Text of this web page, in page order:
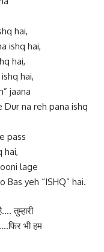
hai,
ishq hai,
hai,
hai,
jaana
Dur na reh pana ishq
pass
hai,
lage
Bas yeh “ISHQ” hai.
तुम्हारी
भी हम